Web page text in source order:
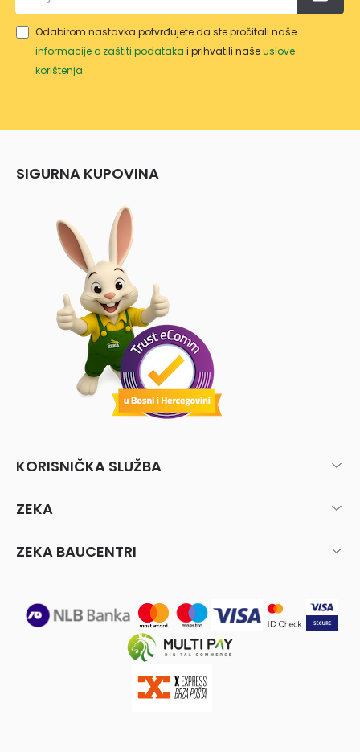
Odabirom nastavka potvrđujete da ste pročitali naše
informacije o zaštiti podataka i prihvatili našeuslove
korištenja.
SIGURNA KUPOVINA
KORISNIČKA SLUŽBA
ZEKA
ZEKA BAUCENTRI